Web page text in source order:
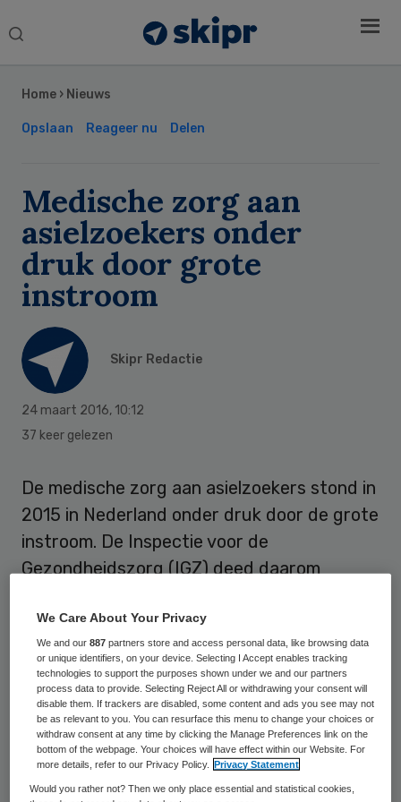
Search
Home › Nieuws
Opslaan Reageer nu Delen
Medische zorg aan
asielzoekers onder
druk door grote
instroom
Skipr Redactie
24 maart 2016, 10:12
37 keer gelezen
De medische zorg aan asielzoekers stond in
2015 in Nederland onder druk door de grote
instroom. De Inspectie voor de
Gezondheidszorg (IGZ) deed daarom
belangrijkste risico’s inmiddels onder
controle zijn.
In 2015 kwamen bijna 59 duizend
asielzoekers naar Nederland. Dit is meer
dan een verdubbeling ten opzichte van
2014. Het Centraal Orgaan opvang
Sidebar
We Care About Your Privacy
We and our887 partners store and access personal data, like browsing data
or unique identifiers, on your device. Selecting I Accept enables tracking
technologies to support the purposes shown under we and our partners
process data to provide. Selecting Reject All or withdrawing your consent will
disable them. If trackers are disabled, some content and ads you see may not
be as relevant to you. You can resurface this menu to change your choices or
withdraw consent at any time by clicking the Manage Preferences link on the
bottom of the webpage. Your choices will have effect within our Website. For
more details, refer to our Privacy Policy.
Privacy Statement
Would you rather not? Then we only place essential and statistical cookies,